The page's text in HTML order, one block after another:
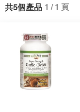
共5個產品 1 / 1 頁